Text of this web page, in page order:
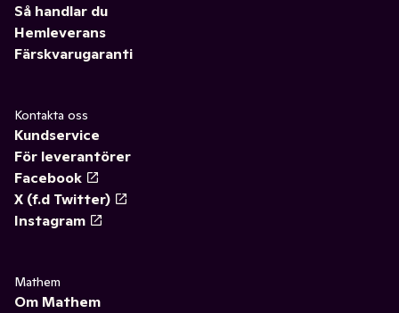
Så handlar du
Hemleverans
Färskvarugaranti
Kontakta oss
Kundservice
För leverantörer
Facebook
X (f.d Twitter)
Instagram
Mathem
Om Mathem